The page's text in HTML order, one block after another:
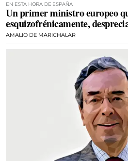
EN ESTA HORA DE ESPAÑA
Un primer ministro europeo
esquizofrénicamente,
AMALIO DE MARICHALAR